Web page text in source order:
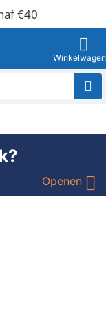
€40
Openen